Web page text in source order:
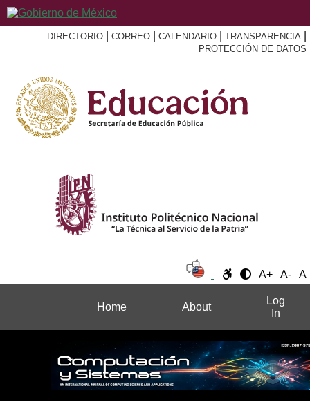
DIRECTORIO CORREO CALENDARIO TRANSPARENCIA
PROTECCIÓN DE DATOS
A+ A- A
Home About
Log
In